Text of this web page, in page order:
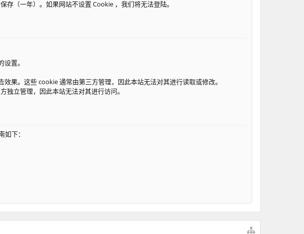
（一年）。如果网站不设置 Cookie ，我们将无法登陆。
置。
果。这些 cookie 通常由第三方管理，因此本站无法对其进行读取或修改。
立管理，因此本站无法对其进行访问。
下：